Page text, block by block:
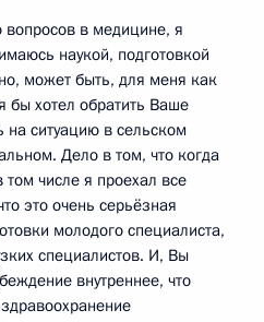
вопросов в медицине, я
наукой, подготовкой
может быть, для меня как
бы хотел обратить Ваше
ситуацию в сельском
Дело в том, что когда
числе я проехал все
это очень серьёзная
молодого специалиста,
специалистов. И, Вы
внутреннее, что